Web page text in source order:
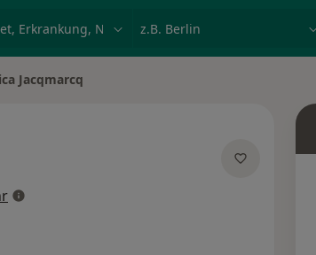
Jacqmarcq
über Spezialisierungen